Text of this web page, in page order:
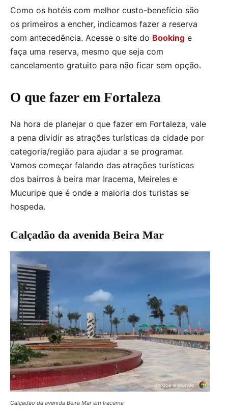
Como os hotéis com melhor custo-benefício são
os primeiros a encher, indicamos fazer a reserva
com antecedência. Acesse o site do Booking e
faça uma reserva, mesmo que seja com
cancelamento gratuito para não ficar sem opção.
O que fazer em Fortaleza
Na hora de planejar o que fazer em Fortaleza, vale
a pena dividir as atrações turísticas da cidade por
categoria/região para ajudar a se programar.
Vamos começar falando das atrações turísticas
dos bairros à beira mar Iracema, Meireles e
Mucuripe que é onde a maioria dos turistas se
hospeda.
Calçadão da avenida Beira Mar
Calçadão da avenida Beira Mar em Iracema